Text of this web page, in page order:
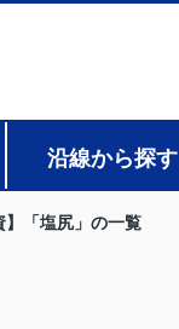
沿線から探す
】「塩尻」の一覧